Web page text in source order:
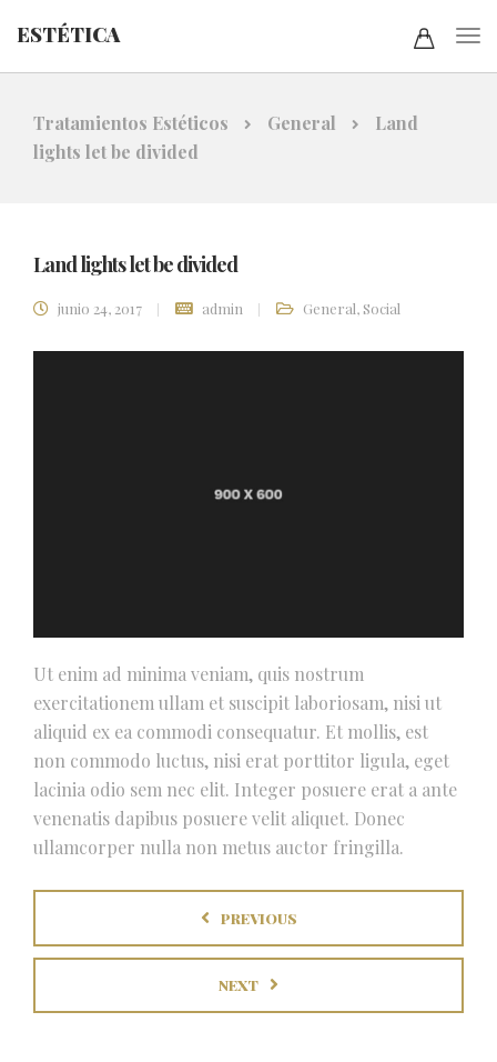
ESTÉTICA
Tratamientos Estéticos General
Land
lights let be divided
Land lights let be divided
junio 24, 2017 admin General, Social
Ut enim ad minima veniam, quis nostrum
exercitationem ullam et suscipit laboriosam, nisi ut
aliquid ex ea commodi consequatur. Et mollis, est
non commodo luctus, nisi erat porttitor ligula, eget
lacinia odio sem nec elit. Integer posuere erat a ante
venenatis dapibus posuere velit aliquet. Donec
ullamcorper nulla non metus auctor fringilla.
PREVIOUS
NEXT